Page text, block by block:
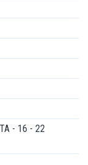
- 16 - 22